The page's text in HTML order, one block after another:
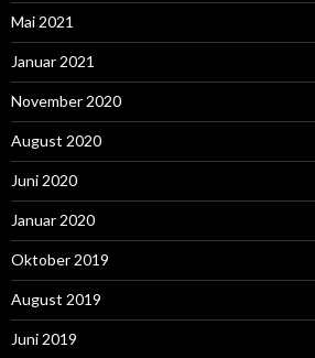
Mai 2021
Januar 2021
November 2020
August 2020
Juni 2020
Januar 2020
Oktober 2019
August 2019
Juni 2019